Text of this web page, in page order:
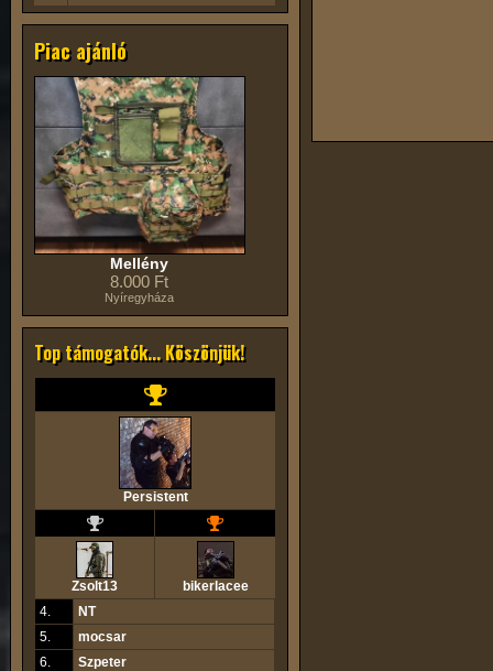
Piac ajánló
Mellény
8.000 Ft
Nyíregyháza
Top támogatók... Köszönjük!
Persistent
Zsolt13
bikerlacee
4.
NT
5.
mocsar
6.
Szpeter